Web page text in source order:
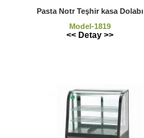
Pasta Notr Teşhir kasa Dolabı
Model-1819
<< Detay >>